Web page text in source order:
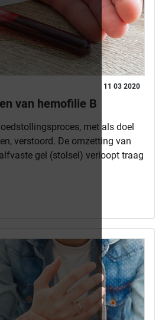
11 03 2020
van hemofilie B
met als doel
verstoord. De omzetting van
gel (stolsel) verloopt traag